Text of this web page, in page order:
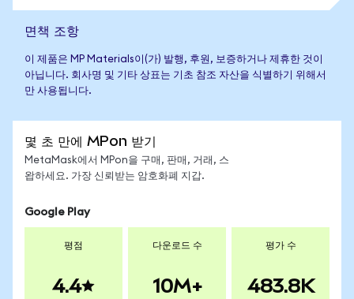
면책 조항
이 제품은 MP Materials이(가) 발행, 후원, 보증하거나 제휴한 것이
아닙니다. 회사명 및 기타 상표는 기초 참조 자산을 식별하기 위해서
만 사용됩니다.
몇 초 만에 MPon 받기
MetaMask에서 MPon을 구매, 판매, 거래, 스
왑하세요. 가장 신뢰받는 암호화폐 지갑.
Google Play
평점
4.4
다운로드 수
10M+
평가 수
483.8K